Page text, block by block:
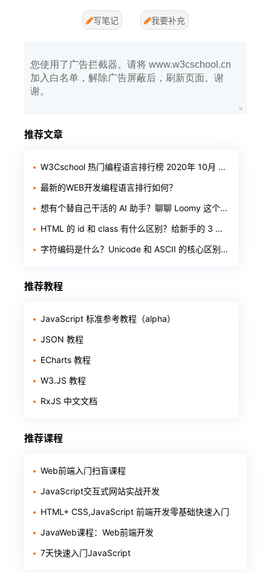
写笔记 我要补充
您使用了广告拦截器。请将 www.w3cschool.cn
加入白名单，解除广告屏蔽后，刷新页面。谢
谢。
推荐文章
W3Cschool 热门编程语言排行榜 2020年 10月 TOP10
最新的WEB开发编程语言排行如何？
想有个替自己干活的 AI 助手？聊聊 Loomy 这个「AI 工作搭子」
HTML 的 id 和 class 有什么区别？给新手的 3 个判断标准
字符编码是什么？Unicode 和 ASCII 的核心区别一次讲透
推荐教程
JavaScript 标准参考教程（alpha）
JSON 教程
ECharts 教程
W3.JS 教程
RxJS 中文文档
推荐课程
Web前端入门扫盲课程
JavaScript交互式网站实战开发
HTML+ CSS,JavaScript 前端开发零基础快速入门
JavaWeb课程：Web前端开发
7天快速入门JavaScript